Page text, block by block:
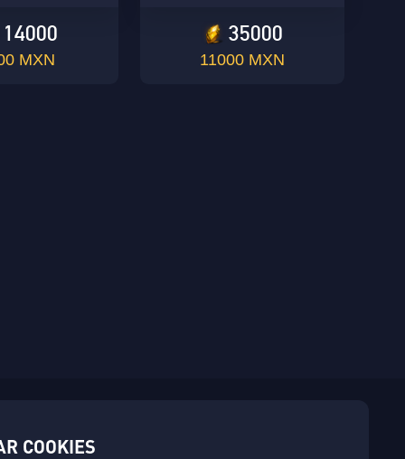
14000
MXN
35000
11000 MXN
y divertida en Midasbuy.
COOKIES